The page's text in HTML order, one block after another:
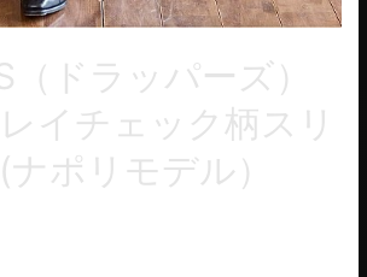
（ドラッパーズ）
イチェック柄スリ
ポリモデル）